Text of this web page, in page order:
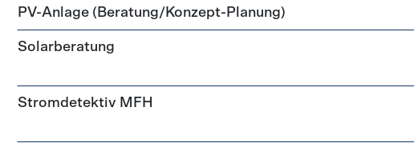
PV-Anlage (Beratung/Konzept-Planung)
Solarberatung
Stromdetektiv MFH